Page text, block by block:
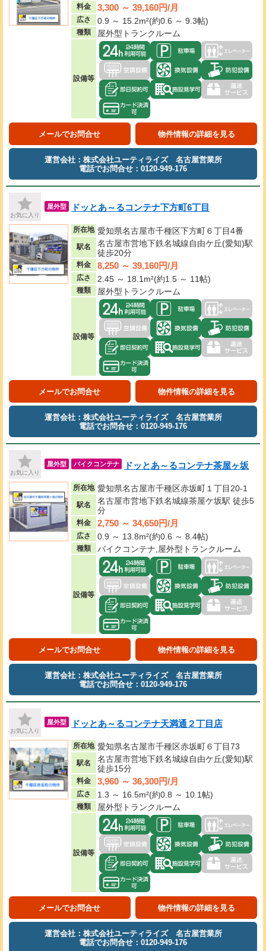
料金 3,300 ～ 39,160円/月
広さ 0.9 ～ 15.2m²(約0.6 ～ 9.3帖)
種類 屋外型トランクルーム
設備等
メールでお問合せ 物件情報の詳細を見る
運営会社：株式会社ユーティライズ 名古屋営業所
電話でお問合せ：0120-949-176
お気に入り
屋外型 ドッとあ～るコンテナ下方町6丁目
所在地 愛知県名古屋市千種区下方町６丁目4番
駅名
名古屋市営地下鉄名城線自由ケ丘(愛知)駅
徒歩20分
料金 8,250 ～ 39,160円/月
広さ 2.45 ～ 18.1m²(約1.5 ～ 11帖)
種類 屋外型トランクルーム
設備等
メールでお問合せ 物件情報の詳細を見る
運営会社：株式会社ユーティライズ 名古屋営業所
電話でお問合せ：0120-949-176
お気に入り
屋外型 バイクコンテナ ドッとあ～るコンテナ茶屋ヶ坂
所在地 愛知県名古屋市千種区赤坂町１丁目20-1
駅名
名古屋市営地下鉄名城線茶屋ケ坂駅 徒歩5
分
料金 2,750 ～ 34,650円/月
広さ 0.9 ～ 13.8m²(約0.6 ～ 8.4帖)
種類 バイクコンテナ,屋外型トランクルーム
設備等
メールでお問合せ 物件情報の詳細を見る
運営会社：株式会社ユーティライズ 名古屋営業所
電話でお問合せ：0120-949-176
お気に入り
屋外型 ドッとあ～るコンテナ天満通２丁目店
所在地 愛知県名古屋市千種区赤坂町６丁目73
駅名
名古屋市営地下鉄名城線自由ケ丘(愛知)駅
徒歩15分
料金 3,960 ～ 36,300円/月
広さ 1.3 ～ 16.5m²(約0.8 ～ 10.1帖)
種類 屋外型トランクルーム
設備等
メールでお問合せ 物件情報の詳細を見る
運営会社：株式会社ユーティライズ 名古屋営業所
電話でお問合せ：0120-949-176